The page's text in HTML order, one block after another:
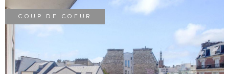
EXPERTISE
ALERTE E-
COUP DE COEUR